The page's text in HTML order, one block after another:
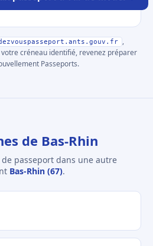
,
créneau identifié, revenez préparer
Passeports.
de Bas-Rhin
passeport dans une autre
Bas-Rhin (67).